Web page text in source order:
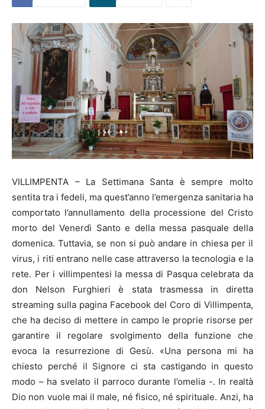
VILLIMPENTA – La Settimana Santa è sempre molto
sentita tra i fedeli, ma quest’anno l’emergenza sanitaria ha
comportato l’annullamento della processione del Cristo
morto del Venerdì Santo e della messa pasquale della
domenica. Tuttavia, se non si può andare in chiesa per il
virus, i riti entrano nelle case attraverso la tecnologia e la
rete. Per i villimpentesi la messa di Pasqua celebrata da
don Nelson Furghieri è stata trasmessa in diretta
streaming sulla pagina Facebook del Coro di Villimpenta,
che ha deciso di mettere in campo le proprie risorse per
garantire il regolare svolgimento della funzione che
evoca la resurrezione di Gesù. «Una persona mi ha
chiesto perché il Signore ci sta castigando in questo
modo – ha svelato il parroco durante l’omelia -. In realtà
Dio non vuole mai il male, né fisico, né spirituale. Anzi, ha